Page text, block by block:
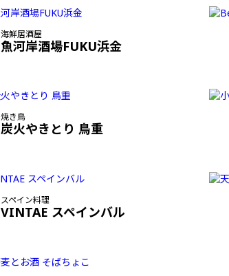
海鮮居酒屋
魚河岸酒場FUKU浜金
焼き鳥
炭火やきとり 鳥重
スペイン料理
VINTAE スペインバル